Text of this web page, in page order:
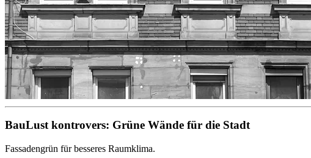
BauLust kontrovers: Grüne Wände für die Stadt
Fassadengrün für besseres Raumklima.